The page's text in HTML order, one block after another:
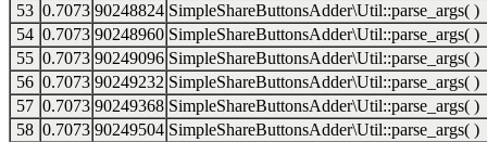
53 0.7073 90248824 SimpleShareButtonsAdder\Util::parse_args( )
54 0.7073 90248960 SimpleShareButtonsAdder\Util::parse_args( )
55 0.7073 90249096 SimpleShareButtonsAdder\Util::parse_args( )
56 0.7073 90249232 SimpleShareButtonsAdder\Util::parse_args( )
57 0.7073 90249368 SimpleShareButtonsAdder\Util::parse_args( )
58 0.7073 90249504 SimpleShareButtonsAdder\Util::parse_args( )